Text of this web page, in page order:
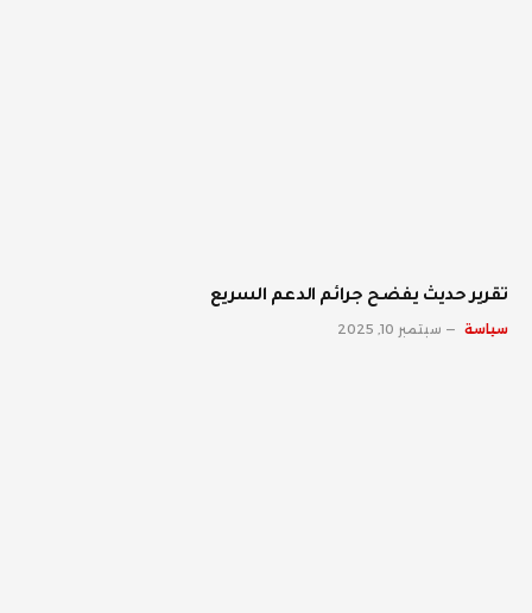
تقرير حديث يفضح جرائم الدعم السريع
سياسة سبتمبر 10, 2025